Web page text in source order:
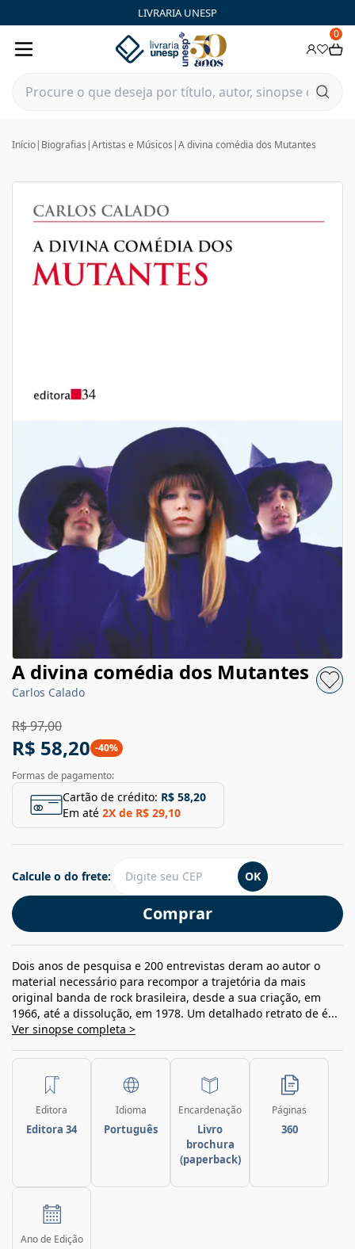
LIVRARIA UNESP
0
Início| Biografias |Artistas e Músicos |A divina comédia dos Mutantes
A divina comédia dos Mutantes
Carlos Calado
R$ 97,00
R$ 58,20 -40%
Formas de pagamento:
Cartão de crédito: R$ 58,20
Em até 2X de R$ 29,10
Comprar
Calcule o do frete: OK
Dois anos de pesquisa e 200 entrevistas deram ao autor o
material necessário para recompor a trajetória da mais
original banda de rock brasileira, desde a sua criação, em
1966, até a dissolução, em 1978. Um detalhado retrato de é...
Ver sinopse completa >
Editora
Editora 34
Idioma
Português
Encardenação
Livro
brochura
(paperback)
Páginas
360
Ano de Edição